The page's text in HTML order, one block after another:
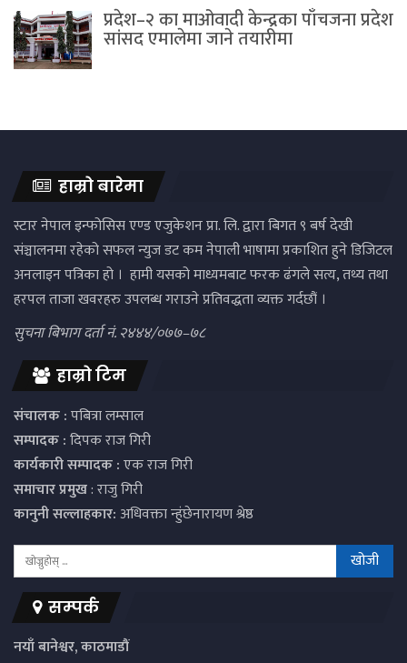
प्रदेश–२ का माओवादी केन्द्रका पाँचजना प्रदेश
सांसद एमालेमा जाने तयारीमा
हाम्रो बारेमा
स्टार नेपाल इन्फोसिस एण्ड एजुकेशन प्रा. लि. द्वारा बिगत ९ बर्ष देखी
संञ्चालनमा रहेको सफल न्युज डट कम नेपाली भाषामा प्रकाशित हुने डिजिटल
अनलाइन पत्रिका हो । हामी यसको माध्यमबाट फरक ढंगले सत्य, तथ्य तथा
हरपल ताजा खवरहरु उपलब्ध गराउने प्रतिवद्धता व्यक्त गर्दछौं ।
सुचना बिभाग दर्ता नं. २४४४/०७७–७८
हाम्रो टिम
संचालक :पबित्रा लम्साल
सम्पादक :दिपक राज गिरी
कार्यकारी सम्पादक :एक राज गिरी
समाचार प्रमुख: राजु गिरी
कानुनी सल्लाहकार:अधिवक्ता न्हुंछेनारायण श्रेष्ठ
सम्पर्क
नयाँ बानेश्वर, काठमाडौं